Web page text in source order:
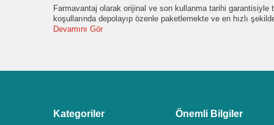
Farmavantaj olarak orijinal ve son kullanma tarihi garantisiyle
koşullarında depolayıp özenle paketlemekte ve en hızlı
Devamını Gör
Kategoriler Önemli Bilgiler